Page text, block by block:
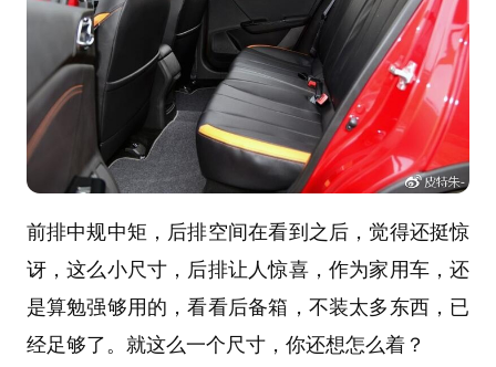
前排中规中矩，后排空间在看到之后，觉得还挺惊
讶，这么小尺寸，后排让人惊喜，作为家用车，还
是算勉强够用的，看看后备箱，不装太多东西，已
经足够了。就这么一个尺寸，你还想怎么着？